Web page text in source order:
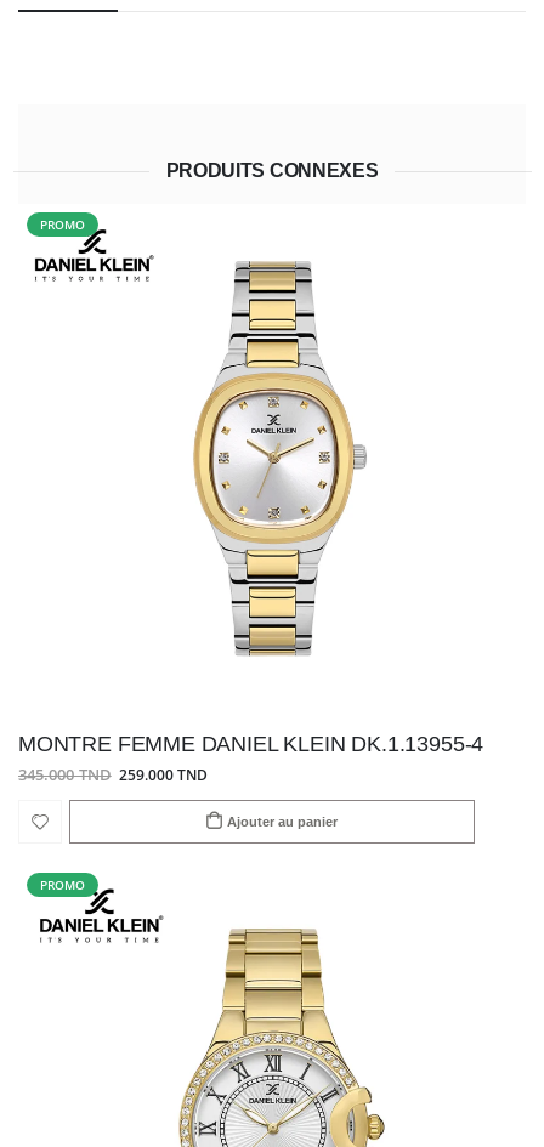
PRODUITS CONNEXES
PROMO
MONTRE FEMME DANIEL KLEIN DK.1.13955-4
345.000 TND 259.000 TND
Ajouter au panier
PROMO